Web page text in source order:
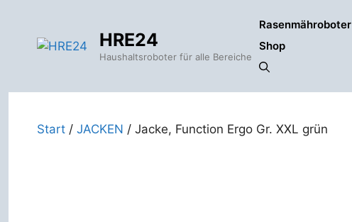
springen
HRE24
Haushaltsroboter für alle Bereiche
Rasenmähroboter
Shop
Start / JACKEN / Jacke, Function Ergo Gr. XXL grün